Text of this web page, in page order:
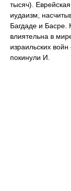
тысяч).
иудаизм,
Багдаде и Басре.
влиятельна в
израильских
покинули И.